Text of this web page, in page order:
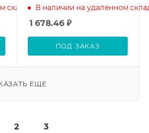
складе22-24-26-28-30-32мм, (шт.)
В наличии на удаленном
1 678.46₽
ПОД ЗАКАЗ
ЕЩЕ
2 3